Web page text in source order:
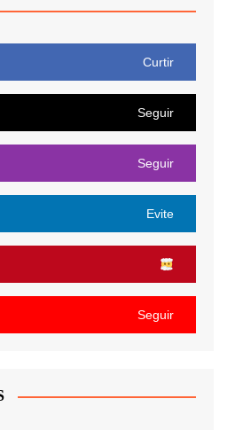
Curtir
Seguir
Seguir
Evite
Seguir